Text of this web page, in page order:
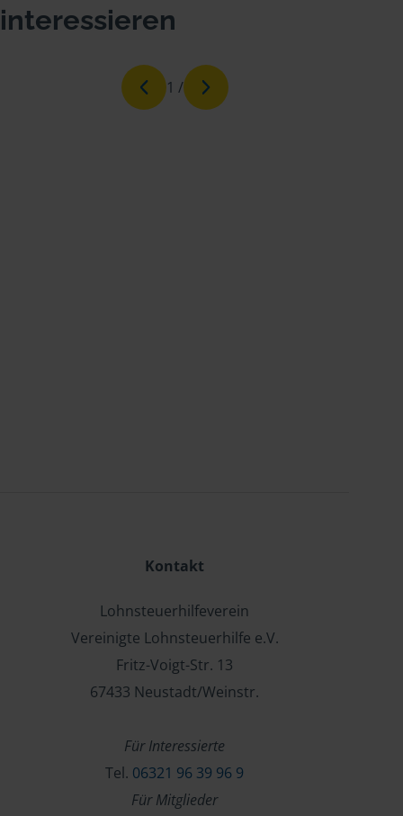
interessieren
1 /
Kontakt
Lohnsteuerhilfeverein
Vereinigte Lohnsteuerhilfe e.V.
Fritz-Voigt-Str. 13
67433 Neustadt/Weinstr.
Für Interessierte
Tel. 06321 96 39 96 9
Für Mitglieder